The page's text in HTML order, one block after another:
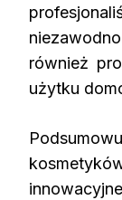
również
użytku